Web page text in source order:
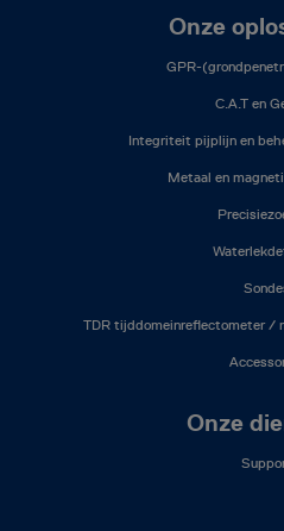
Onze
GPR-
C.A.T en
Integriteit pijplijn en
Metaal en
TDR tijddomeinreflectometer /
Onze